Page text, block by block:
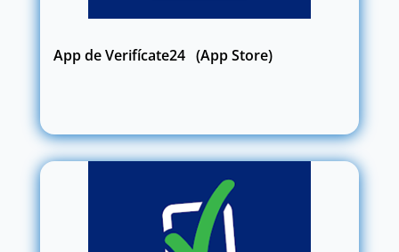
App de Verifícate24 (App Store)